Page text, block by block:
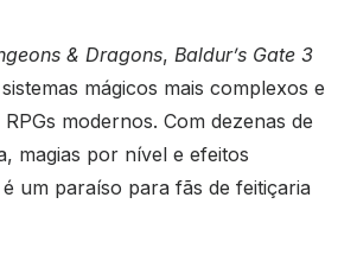
& Dragons, Baldur’s Gate 3
mágicos mais complexos e
modernos. Com dezenas de
magias por nível e efeitos
um paraíso para fãs de feitiçaria